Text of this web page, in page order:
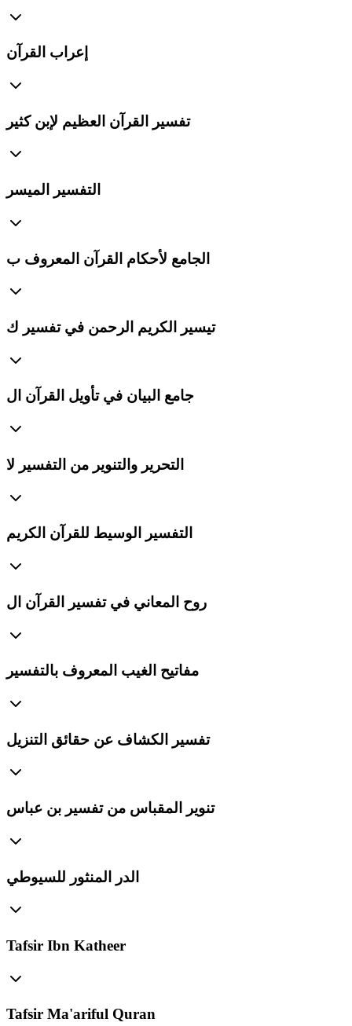
إعراب القرآن
تفسير القرآن العظيم لإبن كثير
التفسير الميسر
الجامع لأحكام القرآن المعروف ب
تيسير الكريم الرحمن في تفسير ك
جامع البيان في تأويل القرآن ال
التحرير والتنوير من التفسير لا
التفسير الوسيط للقرآن الكريم
روح المعاني في تفسير القرآن ال
مفاتيح الغيب المعروف بالتفسير
تفسير الكشاف عن حقائق التنزيل
تنوير المقباس من تفسير بن عباس
الدر المنثور للسيوطي
Tafsir Ibn Katheer
Tafsir Ma'ariful Quran